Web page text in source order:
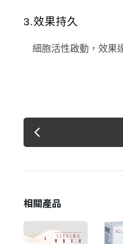
3.效果持久
細胞活性啟動，效果
相關產品